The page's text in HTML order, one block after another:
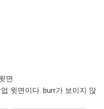
면
윗면이다. burr가 보이지 않